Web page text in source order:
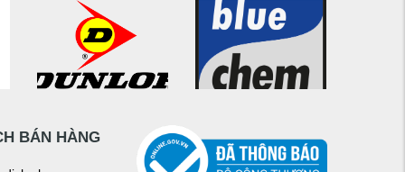
BÁN HÀNG